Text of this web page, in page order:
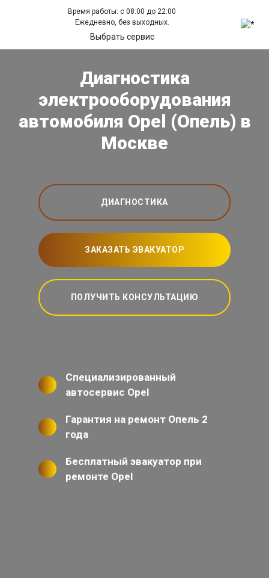
Время работы: с 08:00 до 22:00
Ежедневно, без выходных.
Выбрать сервис
Диагностика
электрооборудования
автомобиля Opel (Опель) в
Москве
ДИАГНОСТИКА
ЗАКАЗАТЬ ЭВАКУАТОР
ПОЛУЧИТЬ КОНСУЛЬТАЦИЮ
Специализированный
автосервис Opel
Гарантия на ремонт Опель 2
года
Бесплатный эвакуатор при
ремонте Opel